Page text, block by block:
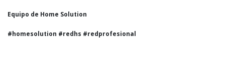
Equipo de Home Solution
#homesolution #redhs #redprofesional